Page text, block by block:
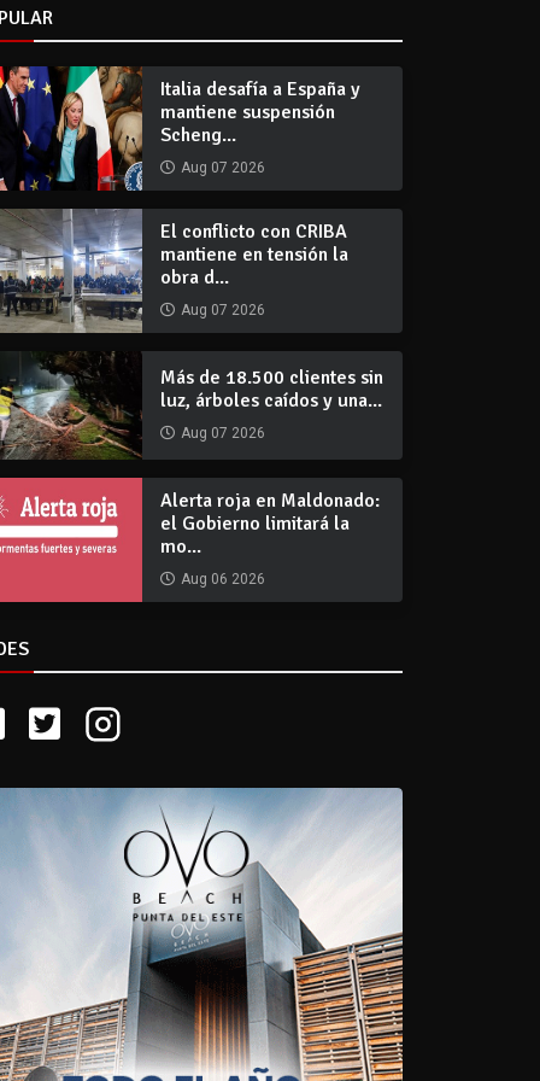
Italia desafía a España y
mantiene suspensión
Scheng...
Aug 07 2026
El conflicto con CRIBA
mantiene en tensión la
obra d...
Aug 07 2026
Más de 18.500 clientes sin
luz, árboles caídos y una...
Aug 07 2026
Alerta roja en Maldonado:
el Gobierno limitará la
mo...
Aug 06 2026